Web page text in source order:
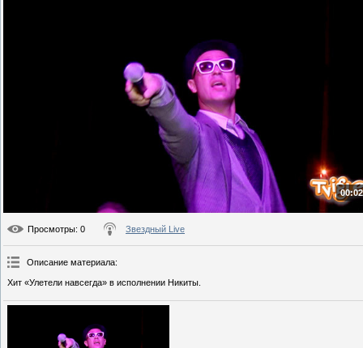
Просмотры: 0 Звездный Live
Описание материала:
Хит «Улетели навсегда» в исполнении Никиты.